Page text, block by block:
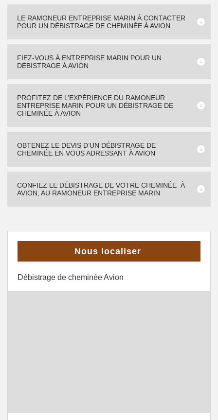
LE RAMONEUR ENTREPRISE MARIN À CONTACTER
POUR UN DÉBISTRAGE DE CHEMINÉE À AVION
FIEZ-VOUS À ENTREPRISE MARIN POUR UN
DÉBISTRAGE À AVION
PROFITEZ DE L’EXPÉRIENCE DU RAMONEUR
ENTREPRISE MARIN POUR UN DÉBISTRAGE DE
CHEMINÉE À AVION
OBTENEZ LE DEVIS D’UN DÉBISTRAGE DE
CHEMINÉE EN VOUS ADRESSANT À AVION
CONFIEZ LE DÉBISTRAGE DE VOTRE CHEMINÉE À
AVION, AU RAMONEUR ENTREPRISE MARIN
Nous localiser
Débistrage de cheminée Avion